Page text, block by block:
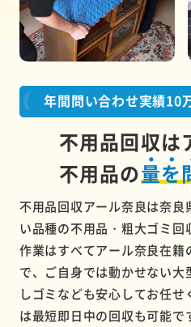
年間問い合わせ実績10
不用品回収は
不用品の量を
不用品回収アール奈良は奈
い品種の不用品・粗大ゴミ
作業はすべてアール奈良在籍
で、ご自身では動かせない
しゴミなども安心してお任
は最短即日中の回収も可能